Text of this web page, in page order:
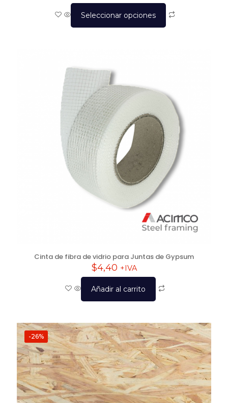
Seleccionar opciones
Cinta de fibra de vidrio para Juntas de Gypsum
$4,40 +IVA
Añadir al carrito
-26%